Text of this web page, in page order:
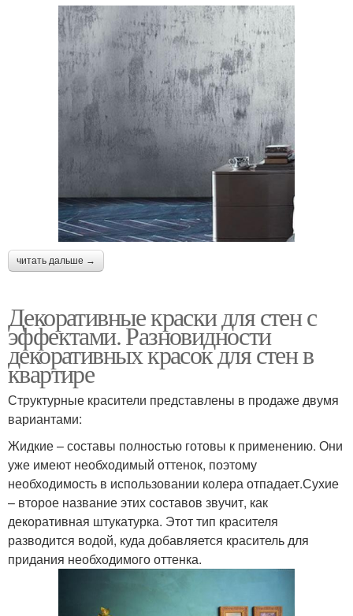
читать дальше →
Декоративные краски для стен с
эффектами. Разновидности
декоративных красок для стен в
квартире
Структурные красители представлены в продаже двумя
вариантами:
Жидкие – составы полностью готовы к применению. Они
уже имеют необходимый оттенок, поэтому
необходимость в использовании колера отпадает.Сухие
– второе название этих составов звучит, как
декоративная штукатурка. Этот тип красителя
разводится водой, куда добавляется краситель для
придания необходимого оттенка.